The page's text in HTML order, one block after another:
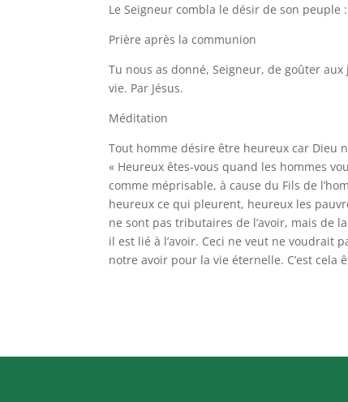
Le Seigneur combla le désir de son
Prière après la communion
Tu nous as donné, Seigneur, de goûter
vie. Par Jésus.
Méditation
Tout homme désire être heureux car Dieu
« Heureux êtes-vous quand les hommes
comme méprisable, à cause du Fils de
heureux ce qui pleurent, heureux les
ne sont pas tributaires de l’avoir, mais de
il est lié à l’avoir. Ceci ne veut ne voudrait
notre avoir pour la vie éternelle. C’est cela